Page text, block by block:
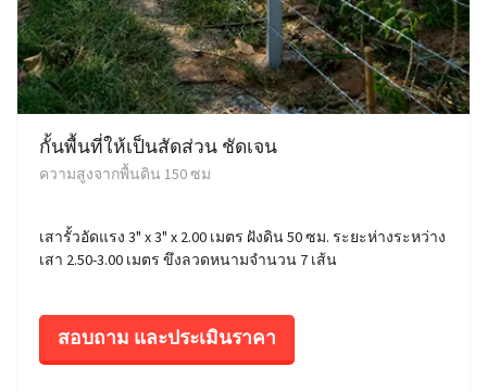
กั้นพื้นที่ให้เป็นสัดส่วน ชัดเจน
ความสูงจากพื้นดิน 150 ซม
เสารั้วอัดแรง 3" x 3" x 2.00 เมตร ฝังดิน 50 ซม. ระยะห่างระหว่าง
เสา 2.50-3.00 เมตร ขึงลวดหนามจำนวน 7 เส้น
สอบถาม และประเมินราคา